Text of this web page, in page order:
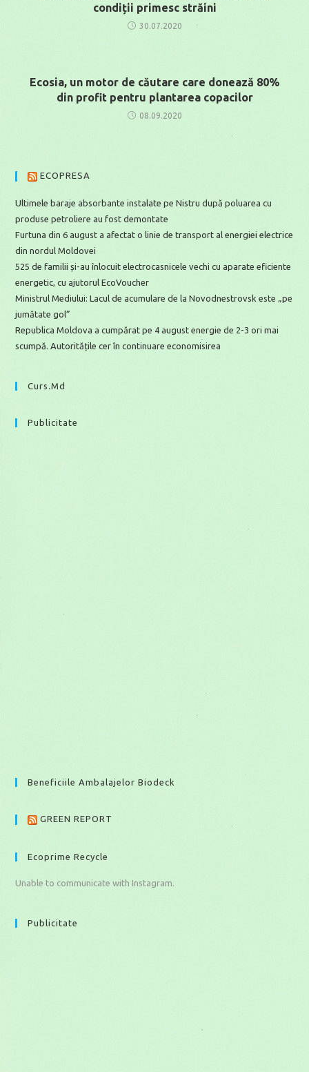
condiții primesc străini
30.07.2020
Ecosia, un motor de căutare care donează 80%
din profit pentru plantarea copacilor
08.09.2020
ECOPRESA
Ultimele baraje absorbante instalate pe Nistru după poluarea cu
produse petroliere au fost demontate
Furtuna din 6 august a afectat o linie de transport al energiei electrice
din nordul Moldovei
525 de familii și-au înlocuit electrocasnicele vechi cu aparate eficiente
energetic, cu ajutorul EcoVoucher
Ministrul Mediului: Lacul de acumulare de la Novodnestrovsk este „pe
jumătate gol”
Republica Moldova a cumpărat pe 4 august energie de 2-3 ori mai
scumpă. Autoritățile cer în continuare economisirea
Curs.md
Publicitate
Beneficiile Ambalajelor Biodeck
GREEN REPORT
Ecoprime Recycle
Unable to communicate with Instagram.
Publicitate